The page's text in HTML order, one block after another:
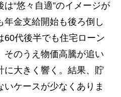
は“悠々自適”のイメージが
年金支給開始も後ろ倒し
60代後半でも住宅ローン
そのうえ物価高騰が追い
に大きく響く。結果、貯
ケースが少なくありま